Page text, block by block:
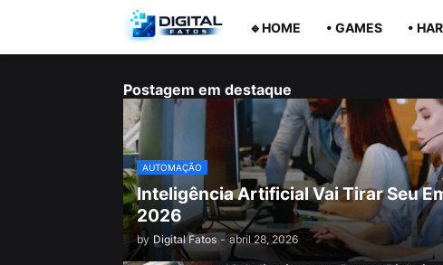
🔹HOME • GAMES •
Postagem em destaque
AUTOMAÇÃO
Inteligência Artificial Vai Tirar Seu
2026
by Digital Fatos - abril 28, 2026